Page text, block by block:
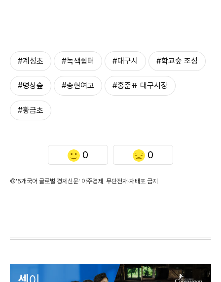
#계성초 #녹색쉼터 #대구시 #학교숲 조성
#명상숲 #송현여고 #홍준표 대구시장
#황금초
0 0
©'5개국어 글로벌 경제신문' 아주경제. 무단전재·재배포 금지